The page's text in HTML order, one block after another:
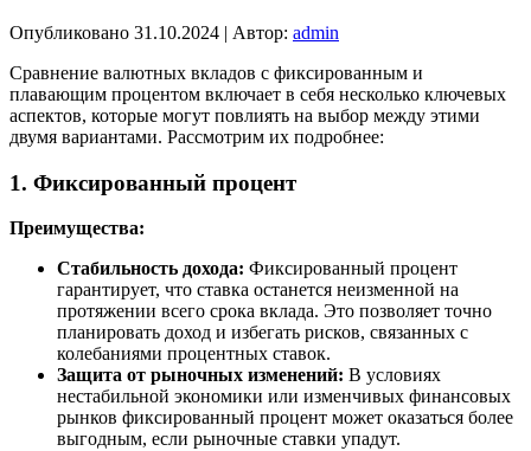
Опубликовано 31.10.2024 | Автор: admin
Сравнение валютных вкладов с фиксированным и
плавающим процентом включает в себя несколько ключевых
аспектов, которые могут повлиять на выбор между этими
двумя вариантами. Рассмотрим их подробнее:
1. Фиксированный процент
Преимущества:
Стабильность дохода: Фиксированный процент
гарантирует, что ставка останется неизменной на
протяжении всего срока вклада. Это позволяет точно
планировать доход и избегать рисков, связанных с
колебаниями процентных ставок.
Защита от рыночных изменений: В условиях
нестабильной экономики или изменчивых финансовых
рынков фиксированный процент может оказаться более
выгодным, если рыночные ставки упадут.